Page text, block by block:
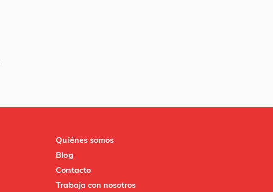
Quiénes somos
Blog
Contacto
Trabaja con nosotros